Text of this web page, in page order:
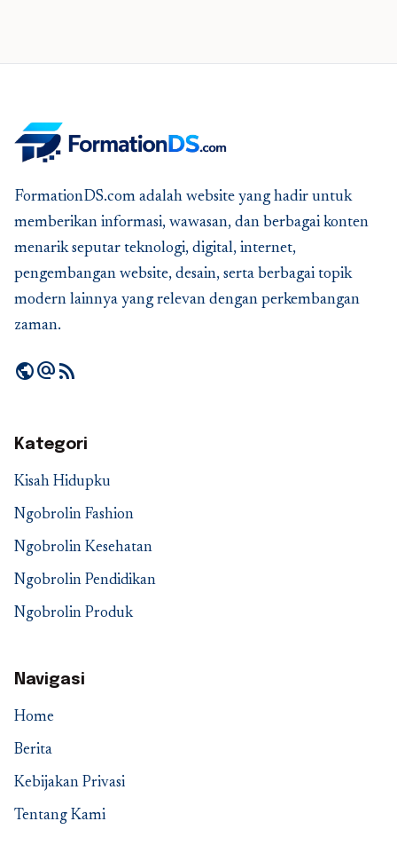
FormationDS.com adalah website yang hadir untuk
memberikan informasi, wawasan, dan berbagai konten
menarik seputar teknologi, digital, internet,
pengembangan website, desain, serta berbagai topik
modern lainnya yang relevan dengan perkembangan
zaman.
publicalternate_emailrss_feed
Kategori
Kisah Hidupku
Ngobrolin Fashion
Ngobrolin Kesehatan
Ngobrolin Pendidikan
Ngobrolin Produk
Navigasi
Home
Berita
Kebijakan Privasi
Tentang Kami